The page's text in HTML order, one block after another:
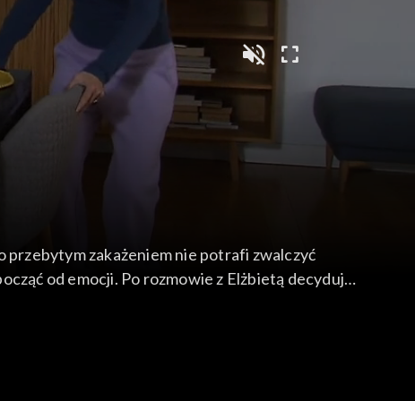
przebytym zakażeniem nie potrafi zwalczyć
od emocji. Po rozmowie z Elżbietą decyduje